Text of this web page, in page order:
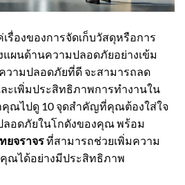
รื่องของการจัดเก็บวัสดุหรือการ
แผนด้านความปลอดภัยอย่างเข้ม
วามปลอดภัยที่ดี จะสามารถลด
ะเพิ่มประสิทธิภาพการทำงานใน
ณไปดู 10 จุดสำคัญที่คุณต้องใส่ใจ
ลอดภัยในโกดังของคุณ พร้อม
ยจราจรที่สามารถช่วยเพิ่มความ
ณได้อย่างมีประสิทธิภาพ